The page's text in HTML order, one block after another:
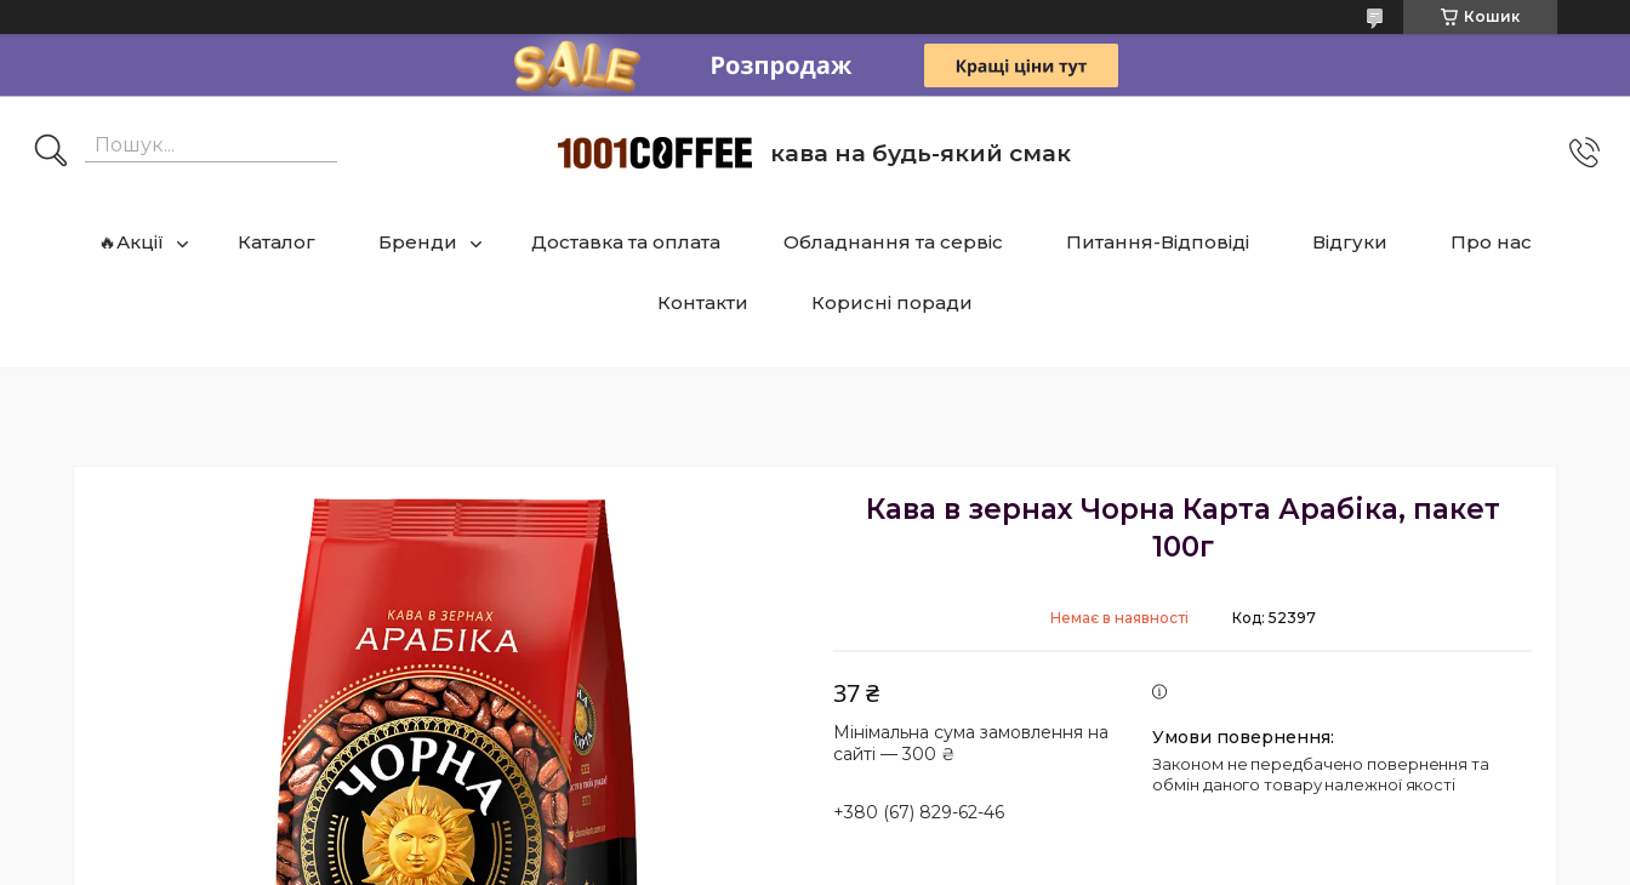
Кошик
кава на будь-який смак
🔥Акції Каталог Бренди Доставка та оплата Обладнання та сервіс Питання-Відповіді Відгуки Про нас
Контакти Корисні поради
Кава в зернах Чорна Карта Арабіка, пакет
100г
Немає в наявності Код: 52397
37 ₴
Мінімальна сума замовлення на
сайті — 300 ₴
+380 (67) 829-62-46
Законом не передбачено повернення та
обмін даного товару належної якості